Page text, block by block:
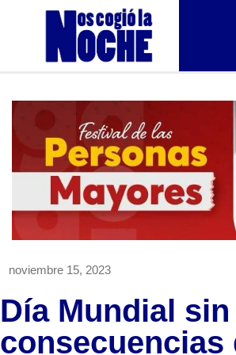
noviembre 15, 2023
Día Mundial
consecuencias